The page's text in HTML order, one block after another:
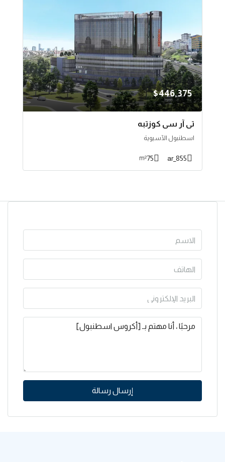
$446,375
تي آر سي كوزتبه
اسطنبول الآسيوية
855_ar
75
m²
إرسال رسالة